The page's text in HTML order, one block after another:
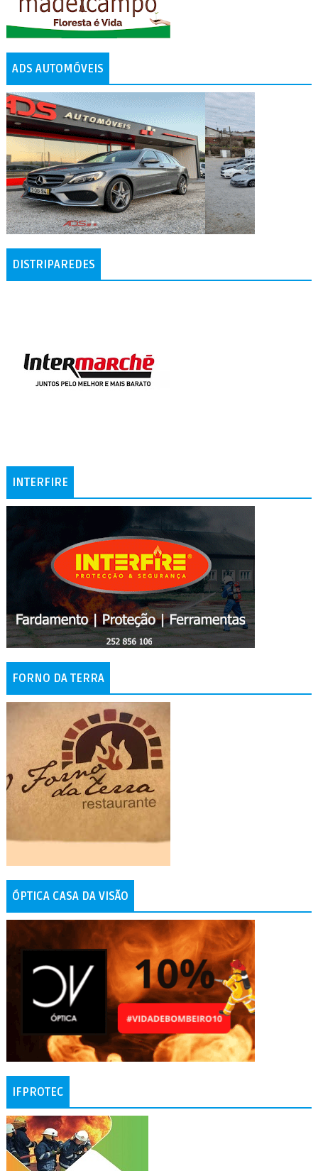
ADS AUTOMÓVEIS
DISTRIPAREDES
INTERFIRE
FORNO DA TERRA
ÓPTICA CASA DA VISÃO
IFPROTEC